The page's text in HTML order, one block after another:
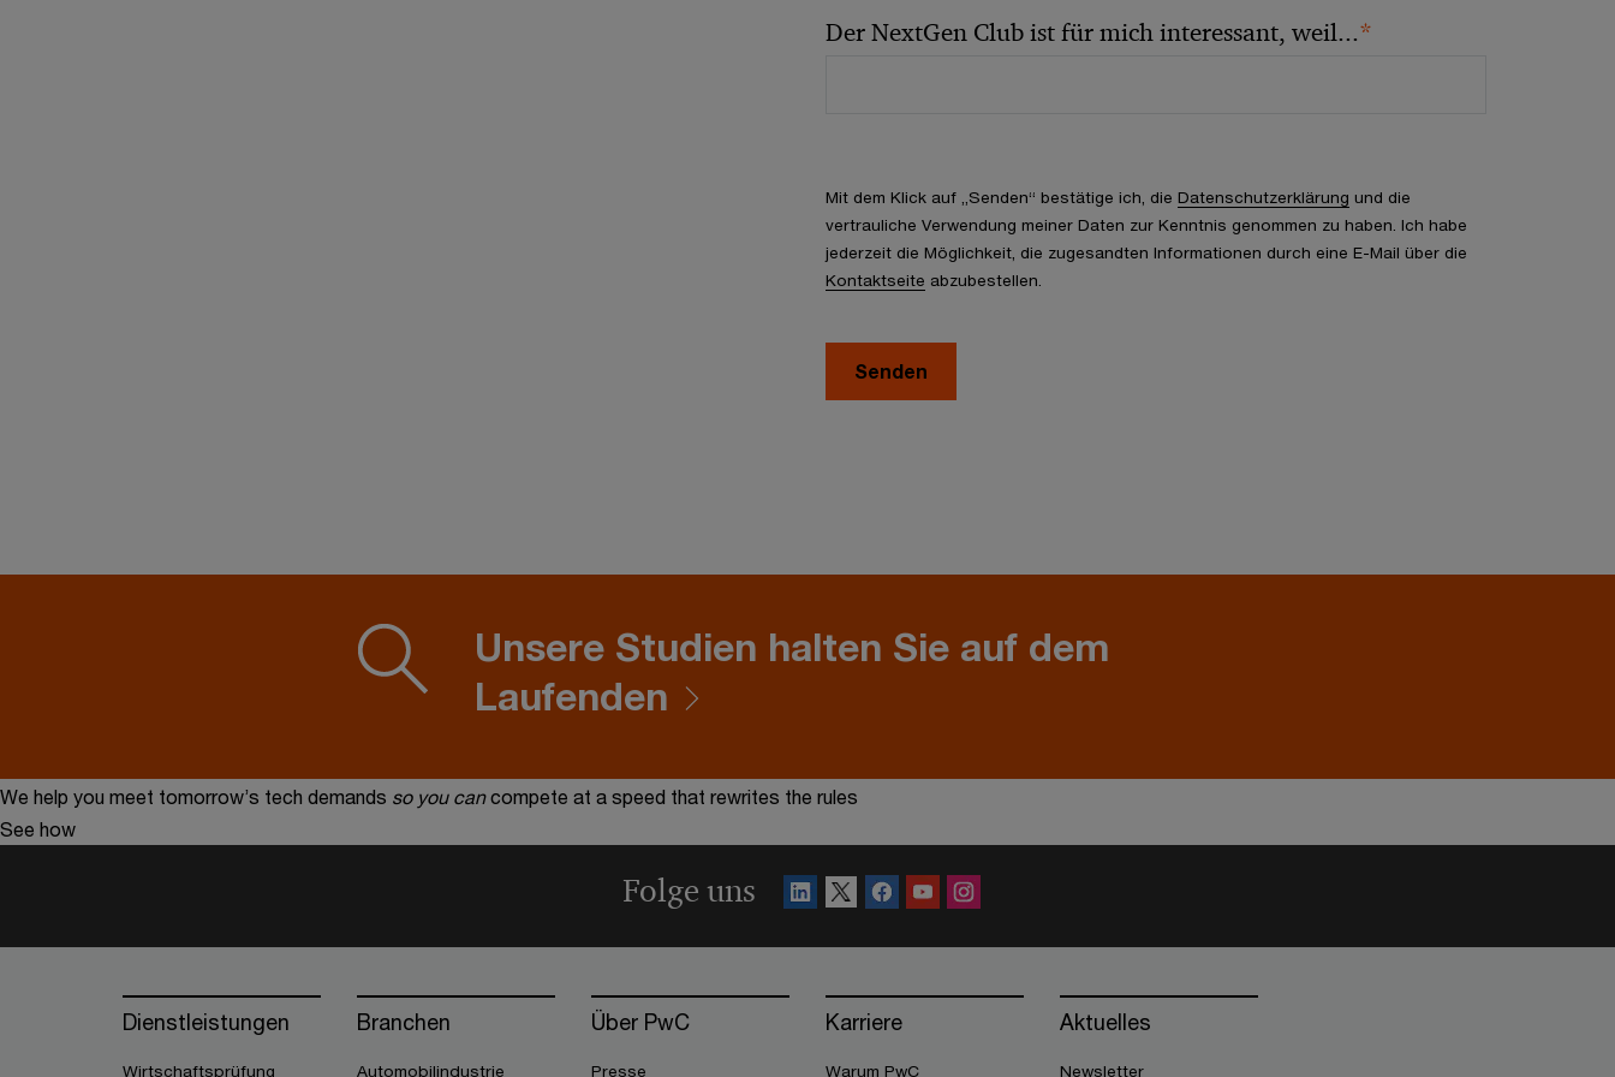
Der NextGen Club ist für mich interessant, weil...*
Mit dem Klick auf „Senden“ bestätige ich, die Datenschutzerklärung und die
vertrauliche Verwendung meiner Daten zur Kenntnis genommen zu haben. Ich habe
jederzeit die Möglichkeit, die zugesandten Informationen durch eine E-Mail über die
Kontaktseite abzubestellen.
Unsere Studien halten Sie auf dem
Laufenden
We help you meet tomorrow’s tech demands so you can compete at a speed that rewrites the rules
See how
Folge uns
Dienstleistungen
Wirtschaftsprüfung
Branchen
Automobilindustrie
Über PwC
Presse
Karriere
Warum PwC
Aktuelles
Newsletter